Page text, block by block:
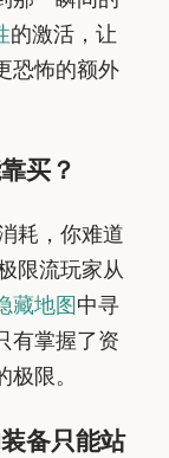
的激活，让
恐怖的额外
买？
耗，你难道
限流玩家从
藏地图中寻
有掌握了资
限。
备只能站